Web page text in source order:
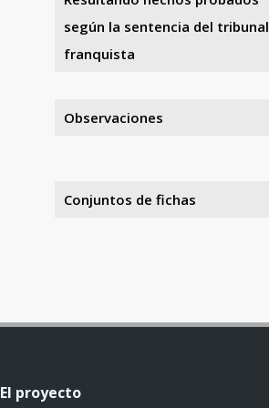
según la sentencia del tribunal
franquista
Observaciones
Conjuntos de fichas
El proyecto